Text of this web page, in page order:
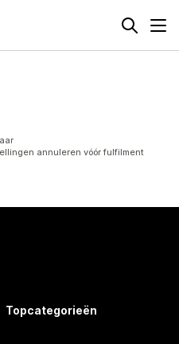
annuleren vóór fulfilment
Topcategorieën